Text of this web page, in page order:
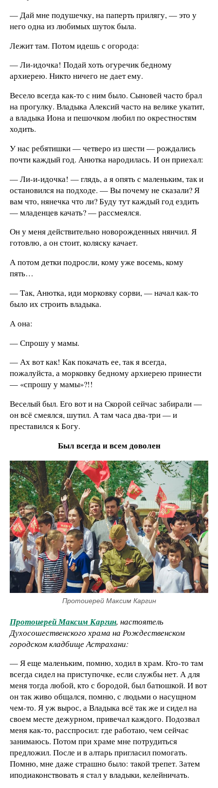
— Дай мне подушечку, на паперть прилягу, — это у
него одна из любимых шуток была.
Лежит там. Потом идешь с огорода:
— Ли-идочка! Подай хоть огуречик бедному
архиерею. Никто ничего не дает ему.
Весело всегда как-то с ним было. Сыновей часто брал
на прогулку. Владыка Алексий часто на велике укатит,
а владыка Иона и пешочком любил по окрестностям
ходить.
У нас ребятишки — четверо из шести — рождались
почти каждый год. Анютка народилась. И он приехал:
— Ли-и-идочка! — глядь, а я опять с маленьким, так и
остановился на подходе. — Вы почему не сказали? Я
вам что, нянечка что ли? Буду тут каждый год ездить
— младенцев качать? — рассмеялся.
Он у меня действительно новорожденных нянчил. Я
готовлю, а он стоит, коляску качает.
А потом детки подросли, кому уже восемь, кому
пять…
— Так, Анютка, иди морковку сорви, — начал как-то
было их строить владыка.
А она:
— Спрошу у мамы.
— Ах вот как! Как покачать ее, так я всегда,
пожалуйста, а морковку бедному архиерею принести
— «спрошу у мамы»?!!
Веселый был. Его вот и на Скорой сейчас забирали —
он всё смеялся, шутил. А там часа два-три — и
преставился к Богу.
Был всегда и всем доволен
Протоиерей Максим Каргин
Протоиерей Максим Каргин, настоятель
Духосошественского храма на Рождественском
городском кладбище Астрахани:
— Я еще маленьким, помню, ходил в храм. Кто-то там
всегда сидел на приступочке, если службы нет. А для
меня тогда любой, кто с бородой, был батюшкой. И вот
он так живо общался, помню, с людьми о насущном
чем-то. Я уж вырос, а Владыка всё так же и сидел на
своем месте дежурном, привечал каждого. Подозвал
меня как-то, расспросил: где работаю, чем сейчас
занимаюсь. Потом при храме мне потрудиться
предложил. После и в алтарь пригласил помогать.
Помню, мне даже страшно было: такой трепет. Затем
иподиаконствовать я стал у владыки, келейничать.